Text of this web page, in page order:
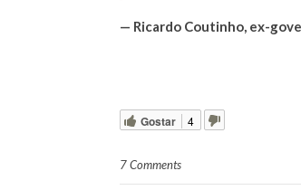
— Ricardo Coutinho, ex-
Gostar 4
7 Comments